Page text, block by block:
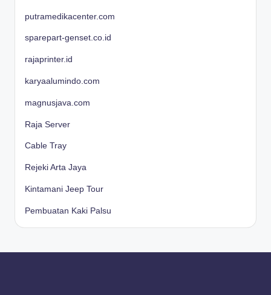
putramedikacenter.com
sparepart-genset.co.id
rajaprinter.id
karyaalumindo.com
magnusjava.com
Raja Server
Cable Tray
Rejeki Arta Jaya
Kintamani Jeep Tour
Pembuatan Kaki Palsu